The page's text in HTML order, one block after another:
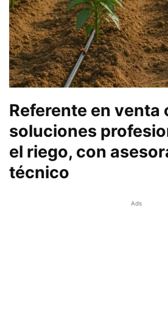
Referente en venta
soluciones
el riego, con
técnico
Ads